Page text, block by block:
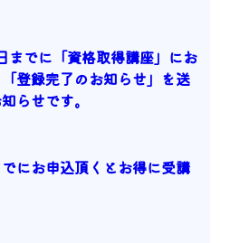
までに「資格取得講座」にお
登録完了のお知らせ」を送
らせです。
にお申込頂くとお得に受講